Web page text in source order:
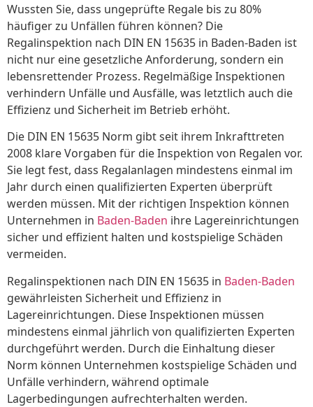
Wussten Sie, dass ungeprüfte Regale bis zu 80%
häufiger zu Unfällen führen können? Die
Regalinspektion nach DIN EN 15635 in Baden-Baden ist
nicht nur eine gesetzliche Anforderung, sondern ein
lebensrettender Prozess. Regelmäßige Inspektionen
verhindern Unfälle und Ausfälle, was letztlich auch die
Effizienz und Sicherheit im Betrieb erhöht.
Die DIN EN 15635 Norm gibt seit ihrem Inkrafttreten
2008 klare Vorgaben für die Inspektion von Regalen vor.
Sie legt fest, dass Regalanlagen mindestens einmal im
Jahr durch einen qualifizierten Experten überprüft
werden müssen. Mit der richtigen Inspektion können
Unternehmen in Baden-Baden ihre Lagereinrichtungen
sicher und effizient halten und kostspielige Schäden
vermeiden.
Regalinspektionen nach DIN EN 15635 in Baden-Baden
gewährleisten Sicherheit und Effizienz in
Lagereinrichtungen. Diese Inspektionen müssen
mindestens einmal jährlich von qualifizierten Experten
durchgeführt werden. Durch die Einhaltung dieser
Norm können Unternehmen kostspielige Schäden und
Unfälle verhindern, während optimale
Lagerbedingungen aufrechterhalten werden.